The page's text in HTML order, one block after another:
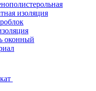
изоляция
оконный